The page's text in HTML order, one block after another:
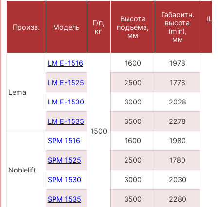
Произв. Модель
Г/п,
кг
Высота
подъема,
мм
Габаритн.
высота
(min),
мм
Lema
LM E-1516
1500
1600 1978
LM E-1525 2500 1778
LM E-1530 3000 2028
LM E-1535 3500 2278
Noblelift
SPM 1516 1600 1980
SPM 1525 2500 1780
SPM 1530 3000 2030
SPM 1535 3500 2280